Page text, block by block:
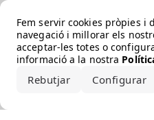
Fem servir cookies pròpies i
navegació i millorar els
acceptar-les totes o
informació a la nostra
Rebutjar Configurar
Error